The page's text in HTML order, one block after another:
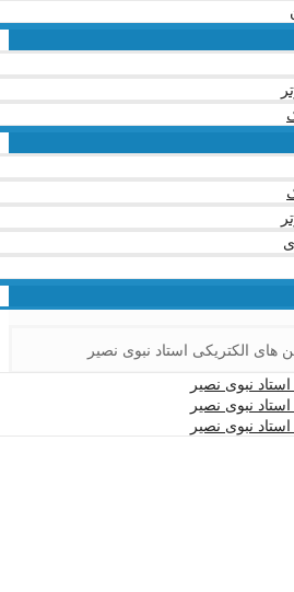
های الکتریکی استاد نبوی نصیر